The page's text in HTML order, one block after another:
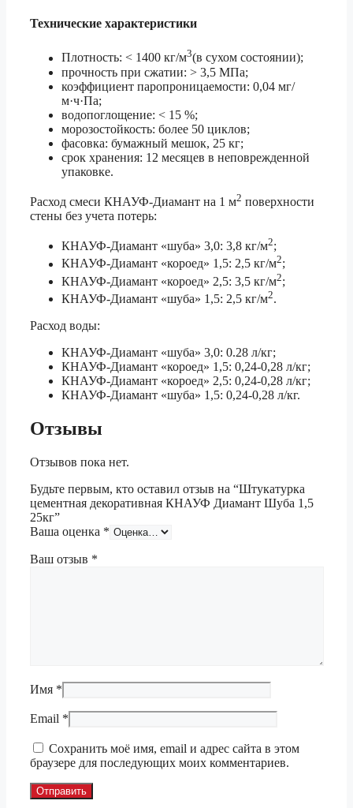
Технические характеристики
Плотность: < 1400 кг/м3(в сухом состоянии);
прочность при сжатии: > 3,5 МПа;
коэффициент паропроницаемости: 0,04 мг/
м·ч·Па;
водопоглощение: < 15 %;
морозостойкость: более 50 циклов;
фасовка: бумажный мешок, 25 кг;
срок хранения: 12 месяцев в неповрежденной
упаковке.
Расход смеси КНАУФ-Диамант на 1 м2 поверхности
стены без учета потерь:
КНАУФ-Диамант «шуба» 3,0: 3,8 кг/м2;
КНАУФ-Диамант «короед» 1,5: 2,5 кг/м2;
КНАУФ-Диамант «короед» 2,5: 3,5 кг/м2;
КНАУФ-Диамант «шуба» 1,5: 2,5 кг/м2.
Расход воды:
КНАУФ-Диамант «шуба» 3,0: 0.28 л/кг;
КНАУФ-Диамант «короед» 1,5: 0,24-0,28 л/кг;
КНАУФ-Диамант «короед» 2,5: 0,24-0,28 л/кг;
КНАУФ-Диамант «шуба» 1,5: 0,24-0,28 л/кг.
Отзывы
Отзывов пока нет.
Будьте первым, кто оставил отзыв на “Штукатурка
цементная декоративная КНАУФ Диамант Шуба 1,5
25кг”
Ваша оценка *
Ваш отзыв *
Имя *
Email *
Сохранить моё имя, email и адрес сайта в этом
браузере для последующих моих комментариев.